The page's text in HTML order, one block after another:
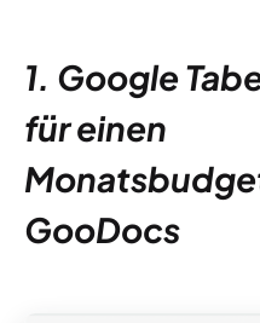
1. Google
für einen
GooDocs